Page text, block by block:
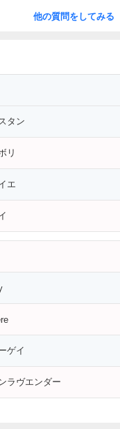
他の質問をしてみる
タン
リ
エ
ゲイ
ラヴエンダー